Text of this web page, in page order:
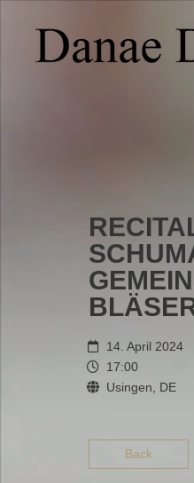
14. April 2024
17:00
Usingen, DE
Back